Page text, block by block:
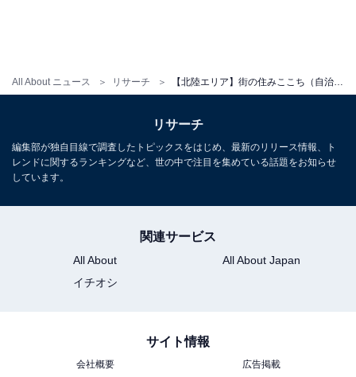
All About ニュース リサーチ 【北陸エリア】街の住みここち（自治体）ランキング！ 2位は石川県の「白山市」、1位は？
リサーチ
編集部が独自目線で調査したトピックスをはじめ、最新のリリース情報、ト
レンドに関するランキングなど、世の中で注目を集めている話題をお知らせ
しています。
関連サービス
All About
All About Japan
イチオシ
サイト情報
会社概要 広告掲載